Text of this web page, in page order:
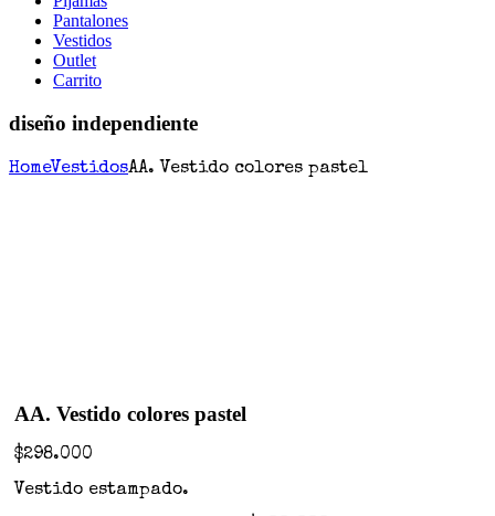
Pantalones
Vestidos
Outlet
Carrito
diseño independiente
HomeVestidosAA. Vestido colores pastel
AA. Vestido colores pastel
$298.000
Vestido estampado.